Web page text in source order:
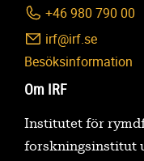
+46 980 790 00
irf@irf.se
Besöksinformation
Om IRF
Institutet för
forskningsinstitut